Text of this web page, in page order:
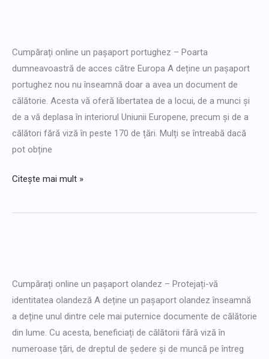
Cumpărați online un pașaport portughez – Poarta
dumneavoastră de acces către Europa A deține un pașaport
portughez nou nu înseamnă doar a avea un document de
călătorie. Acesta vă oferă libertatea de a locui, de a munci și
de a vă deplasa în interiorul Uniunii Europene, precum și de a
călători fără viză în peste 170 de țări. Mulți se întreabă dacă
pot obține
portughez
Citește mai mult »
Cumpărați online un pașaport olandez – Protejați-vă
identitatea olandeză A deține un pașaport olandez înseamnă
a deține unul dintre cele mai puternice documente de călătorie
din lume. Cu acesta, beneficiați de călătorii fără viză în
numeroase țări, de dreptul de ședere și de muncă pe întreg
olandez